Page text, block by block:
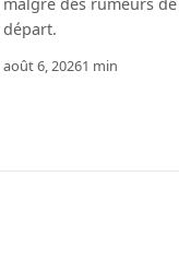
départ.
août 6, 20261 min